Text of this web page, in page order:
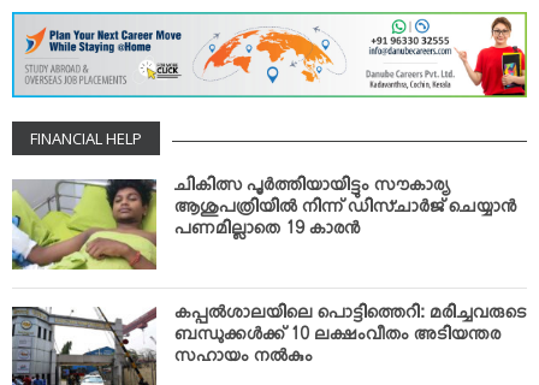
SPORTS
LIFESTYLE
TECH & AUTO
SOCIAL SPHERE
EDITORIAL
ARTS & LITERATURE
MAGAZINE
VIDEOS
YOUR SAY
COOKERY
FINANCIAL HELP
ചികിത്സ പൂര്‍ത്തിയായിട്ടും സൗകാര്യ
ആശുപത്രിയില്‍ നിന്ന് ഡിസ്ചാര്‍ജ് ചെയ്യാന്‍
പണമില്ലാതെ 19 കാരന്‍
കപ്പല്‍ശാലയിലെ പൊട്ടിത്തെറി: മരിച്ചവരുടെ
ബന്ധുക്കള്‍ക്ക് 10 ലക്ഷംവീതം അടിയന്തര
സഹായം നല്‍കും